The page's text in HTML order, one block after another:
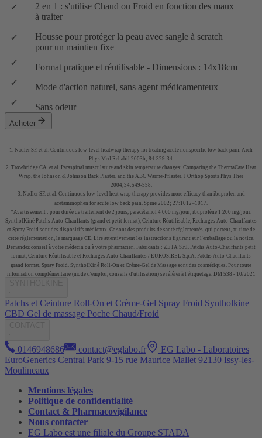
2 en 1 : s'utilise Chaud ou Froid en fonction des maux
à traiter
Housse pour protéger la peau avec sangle à scratch
pour un maintien fixe
Format pratique et réutilisable - Dimensions : 14x18cm
Mode d'action naturel, sans agent médicamenteux
Sans odeur
Acheter
1. Nadler SF. et al. Continuous low-level heatwrap therapy for treating acute nonspecific low back pain. Arch
Phys Med Rehabil 2003b; 84:329-34.
2. Trowbridge CA. et al. Paraspinal musculature and skin temperature changes: Comparing the ThermaCare Heat
Wrap, the Johnson & Johnson Back Plaster, and the ABC Warme-Pflaster. J Orthop Sports Phys Ther
2004;34:549-558.
3. Nadler SF. et al. Continuous low-level heat wrap therapy provides more efficacy than ibuprofen and
acetaminophen for acute low back pain. Spine 2002; 27:1012–1017.
*Avertissement : pour durée de traitement de 2 jours, paracétamol 4 000 mg/jour, ibuprofène 1 200 mg/jour.
SyntholKiné Patchs Auto-Chauffants (grand et petit format), Ceinture Réutilisable, Recharges Auto-Chauffantes
et Spray Froid sont des dispositifs médicaux. Ce sont des produits de santé réglementés, qui portent, au titre de
cette réglementation, le marquage CE. Lire attentivement les instructions figurant sur l'emballage ou la notice.
Demandez conseil à votre médecin ou à votre pharmacien. Fabricants : ZETA S.r.l. Patchs Auto-Chauffants petit
format, Ceinture Réutilisable et Recharges Auto-Chauffantes / EUROSIREL S.p.A. Patchs Auto-Chauffants
grand format, Spray Froid. SyntholKiné Roll-On et Crème-Gel de Massage sont des cosmétiques. Pour toute
information complémentaire (mode d'emploi, conseils d'utilisation) se référer à l'étiquetage. DM 538 - 10/2021
Patchs et Ceinture Roll-On et Crème-Gel Spray Froid Syntholkine
CBD Gel de massage Poche Chaud/Froid
0146948686 contact@eglabo.fr
EG Labo - Laboratoires
EuroGenerics Central Park 9-15 rue Maurice Mallet 92130 Issy-les-
Moulineaux
Mentions légales
Politique de confidentialité
Contact & Pharmacovigilance
Nous contacter
EG Labo est une filiale du Groupe STADA